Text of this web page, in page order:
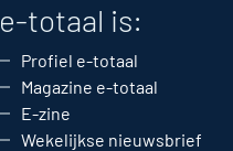
e-totaal is:
Profiel e-totaal
Magazine e-totaal
E-zine
Wekelijkse nieuwsbrief